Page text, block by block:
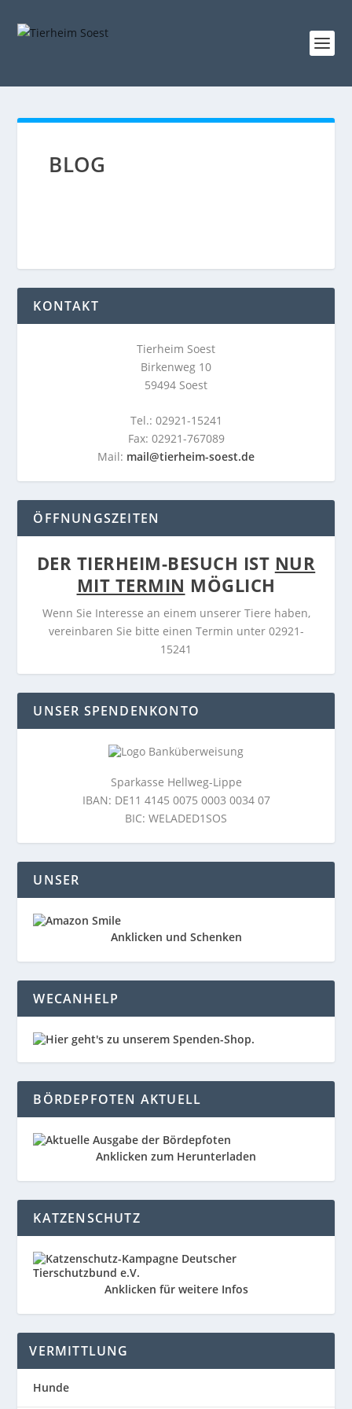
BLOG
KONTAKT
Tierheim Soest
Birkenweg 10
59494 Soest
Tel.: 02921-15241
Fax: 02921-767089
Mail: mail@tierheim-soest.de
ÖFFNUNGSZEITEN
DER TIERHEIM-BESUCH IST NUR
MIT TERMIN MÖGLICH
Wenn Sie Interesse an einem unserer Tiere haben,
vereinbaren Sie bitte einen Termin unter 02921-
15241
UNSER SPENDENKONTO
Sparkasse Hellweg-Lippe
IBAN: DE11 4145 0075 0003 0034 07
BIC: WELADED1SOS
UNSER
Anklicken und Schenken
WECANHELP
BÖRDEPFOTEN AKTUELL
Anklicken zum Herunterladen
KATZENSCHUTZ
Anklicken für weitere Infos
VERMITTLUNG
Hunde